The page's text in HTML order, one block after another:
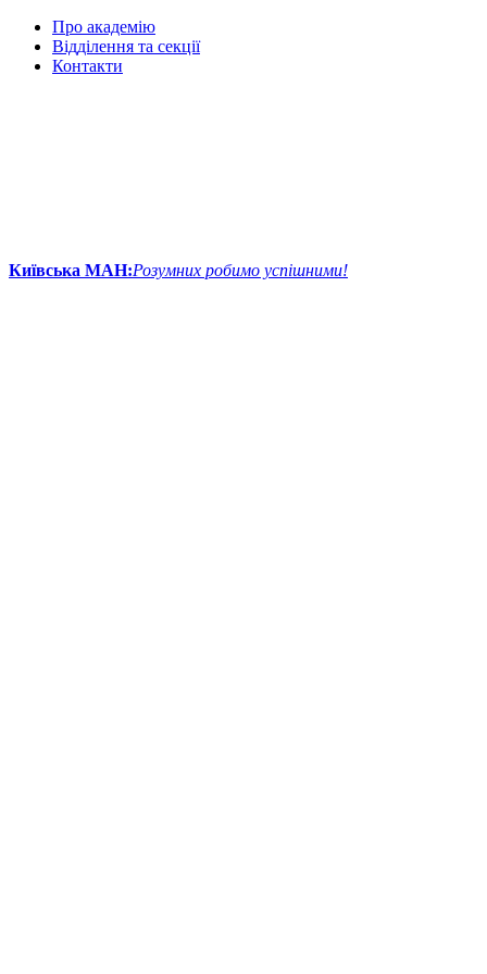
Про академію
Відділення та секції
Контакти
Київська МАН:Розумних робимо успішними!